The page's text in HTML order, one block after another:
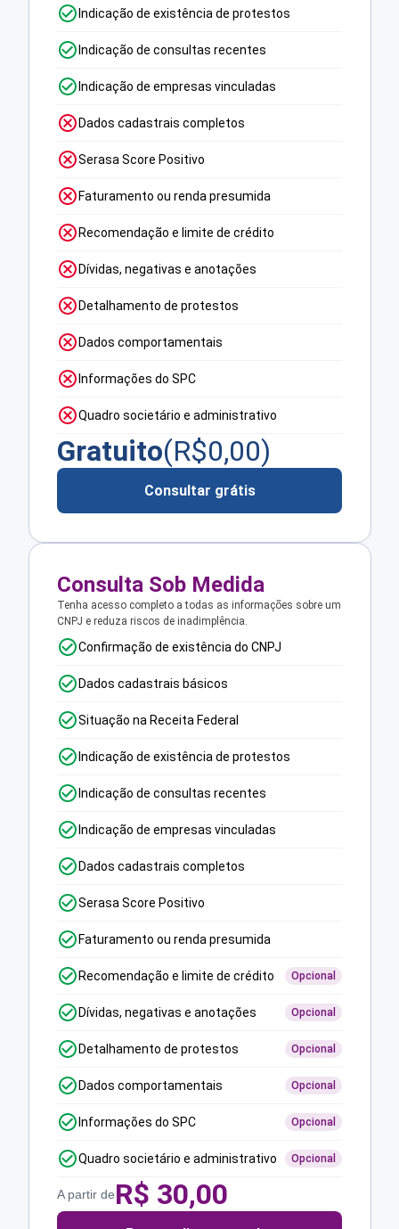
Indicação de existência de protestos
Indicação de consultas recentes
Indicação de empresas vinculadas
Dados cadastrais completos
Serasa Score Positivo
Faturamento ou renda presumida
Recomendação e limite de crédito
Dívidas, negativas e anotações
Detalhamento de protestos
Dados comportamentais
Informações do SPC
Quadro societário e administrativo
Gratuito(R$0,00)
Consultar grátis
Consulta Sob Medida
Tenha acesso completo a todas as informações sobre um
CNPJ e reduza riscos de inadimplência.
Confirmação de existência do CNPJ
Dados cadastrais básicos
Situação na Receita Federal
Indicação de existência de protestos
Indicação de consultas recentes
Indicação de empresas vinculadas
Dados cadastrais completos
Serasa Score Positivo
Faturamento ou renda presumida
Recomendação e limite de crédito Opcional
Dívidas, negativas e anotações Opcional
Detalhamento de protestos Opcional
Dados comportamentais Opcional
Informações do SPC Opcional
Quadro societário e administrativo Opcional
A partir deR$ 30,00